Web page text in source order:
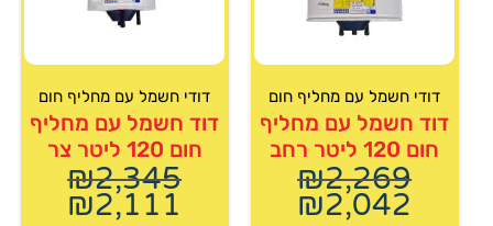
דודי חשמל עם מחליף חום
דוד חשמל עם מחליף
חום 120 ליטר רחב
₪2,269
₪2,042
דודי חשמל עם מחליף חום
דוד חשמל עם מחליף
חום 120 ליטר צר
₪2,345
₪2,111